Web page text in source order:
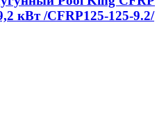
кВт /CFRP125-125-9.2/